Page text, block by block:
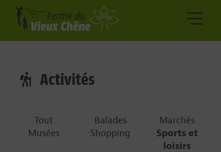
Activités
Tout Balades
Marchés
Musées
Shopping
Sports et
loisirs